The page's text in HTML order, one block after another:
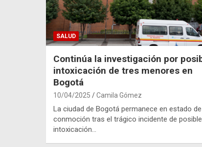
SALUD
Continúa la investigación por
intoxicación de tres menores en
Bogotá
10/04/2025 Camila Gómez
La ciudad de Bogotá permanece en estado de
conmoción tras el trágico incidente de posible
intoxicación…